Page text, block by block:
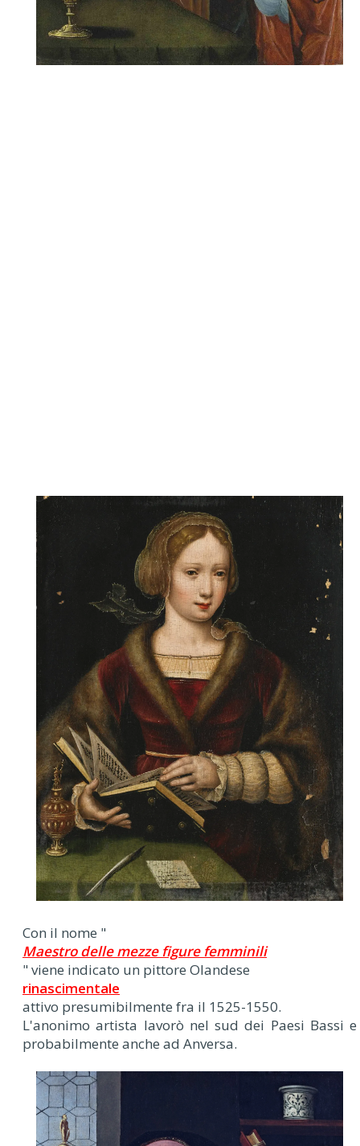
Con il nome "
Maestro delle mezze figure femminili
" viene indicato un pittore Olandese
rinascimentale
attivo presumibilmente fra il 1525-1550.
L'anonimo artista lavorò nel sud dei Paesi Bassi e
probabilmente anche ad Anversa.